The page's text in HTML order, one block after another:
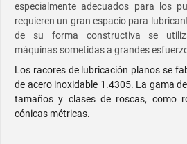
especialmente adecuados para los
requieren un gran espacio para
de su forma constructiva se
máquinas sometidas a grandes
Los racores de lubricación planos se
de acero inoxidable 1.4305. La gama
tamaños y clases de roscas, como
cónicas métricas.